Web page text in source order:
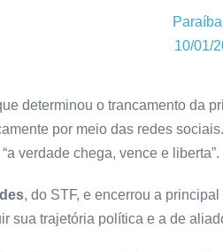
10/01/
determinou o trancamento da
por meio das redes
verdade chega, vence e liberta”.
, do STF, e encerrou a
sua trajetória política e a de